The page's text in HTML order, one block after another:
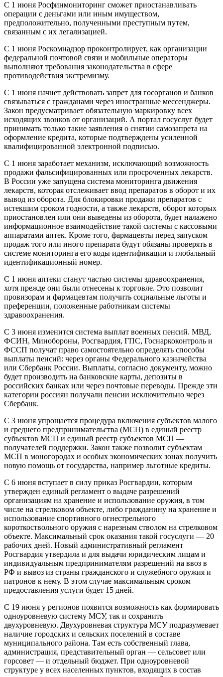
С 1 июня Росфинмониторинг сможет приостанавливать
операции с деньгами или иным имуществом,
предположительно, полученными преступным путем,
связанным с их легализацией.
С 1 июня Роскомнадзор проконтролирует, как организации
федеральной почтовой связи и мобильные операторы
выполняют требования законодательства в сфере
противодействия экстремизму.
С 1 июня начнет действовать запрет для госорганов и банков
связываться с гражданами через иностранные мессенджеры.
Закон предусматривает обязательную маркировку всех
исходящих звонков от организаций. А портал госуслуг будет
принимать только такие заявления о снятии самозапрета на
оформление кредита, которые подтверждены усиленной
квалифицированной электронной подписью.
С 1 июня заработает механизм, исключающий возможность
продажи фальсифицированных или просроченных лекарств.
В России уже запущена система мониторинга движения
лекарств, которая отслеживает ввод препаратов в оборот и их
вывод из оборота. Для блокировки продажи препаратов с
истекшим сроком годности, а также лекарств, оборот которых
приостановлен или они выведены из оборота, будет налажено
информационное взаимодействие такой системы с кассовыми
аппаратами аптек. Кроме того, фармацевты перед запуском
продаж того или иного препарата будут обязаны проверять в
системе мониторинга его коды идентификации и глобальный
идентификационный номер.
С 1 июня аптеки станут частью системы здравоохранения,
хотя прежде они были отнесены к торговле. Это позволит
провизорам и фармацевтам получить социальные льготы и
преференции, положенные работникам системы
здравоохранения.
С 3 июня изменится система выплат военных пенсий. МВД,
ФСИН, Минобороны, Росгвардия, ГПС, Госнаркоконтроль и
ФССП получат право самостоятельно определять способы
выплаты пенсий: через органы Федерального казначейства
или Сбербанк России. Выплаты, согласно документу, можно
будет производить на банковские карты, депозиты в
российских банках или через почтовые переводы. Прежде эти
категории россиян получали пенсии исключительно через
Сбербанк.
С 3 июня упрощается процедура включения субъектов малого
и среднего предпринимательства (МСП) в единый реестр
субъектов МСП и единый реестр субъектов МСП —
получателей поддержки. Закон также позволит субъектам
МСП в моногородах и особых экономических зонах получить
новую помощь от государства, например льготные кредиты.
С 6 июня вступает в силу приказ Росгвардии, которым
утверж­ден единый регламент о выдаче разрешений
организациям на хранение и использование оружия, в том
числе на стрелковом объекте, либо гражданину на хранение и
использование спортивного огнестрельного
короткоствольного оружия с нарезным стволом на стрелковом
объекте. Максимальный срок оказания такой госуслуги — 20
рабочих дней. Новый административный регламент
Росгвардия утвердила и для выдачи юридическим лицам и
индивидуальным предпринимателям разрешений на ввоз в
РФ и вывоз из страны гражданского и служебного оружия и
патронов к нему. В этом случае максимальным сроком
предоставления услуги будет 15 дней.
С 19 июня у регионов появится возможность как формировать
одноуровневую систему МСУ, так и сохранить
двухуровневую. Двухуровневая структура МСУ подразумевает
наличие городских и сельских поселений в составе
муниципального района. Там есть собственный глава,
администрация, представительный орган — сельсовет или
горсовет — и отдельный бюджет. При одноуровневой
структуре у всех населенных пунктов, входящих в состав